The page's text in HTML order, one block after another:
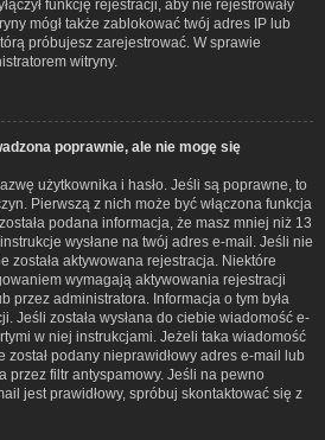
funkcję rejestracji, aby nie rejestrowały
mógł także zablokować twój adres IP lub
próbujesz zarejestrować. W sprawie
witryny.
poprawnie, ale nie mogę się
użytkownika i hasło. Jeśli są poprawne, to
Pierwszą z nich może być włączona funkcja
podana informacja, że masz mniej niż 13
wysłane na twój adres e-mail. Jeśli nie
została aktywowana rejestracja. Niektóre
wymagają aktywowania rejestracji
przez administratora. Informacja o tym była
Jeśli została wysłana do ciebie wiadomość e-
w niej instrukcjami. Jeżeli taka wiadomość
został podany nieprawidłowy adres e-mail lub
przez filtr antyspamowy. Jeśli na pewno
jest prawidłowy, spróbuj skontaktować się z